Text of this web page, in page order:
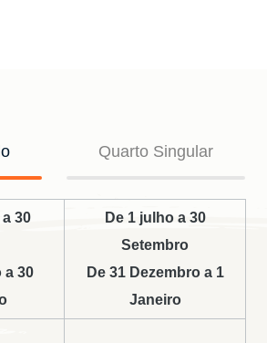
Quarto Singular
30
a 30
De 1 julho a 30
Setembro
De 31 Dezembro a 1
Janeiro